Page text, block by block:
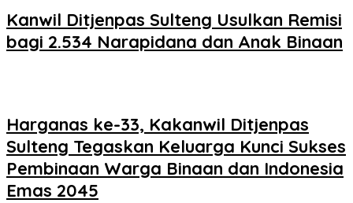
Kanwil Ditjenpas Sulteng Usulkan Remisi
bagi 2.534 Narapidana dan Anak Binaan
Harganas ke-33, Kakanwil Ditjenpas
Sulteng Tegaskan Keluarga Kunci Sukses
Pembinaan Warga Binaan dan Indonesia
Emas 2045